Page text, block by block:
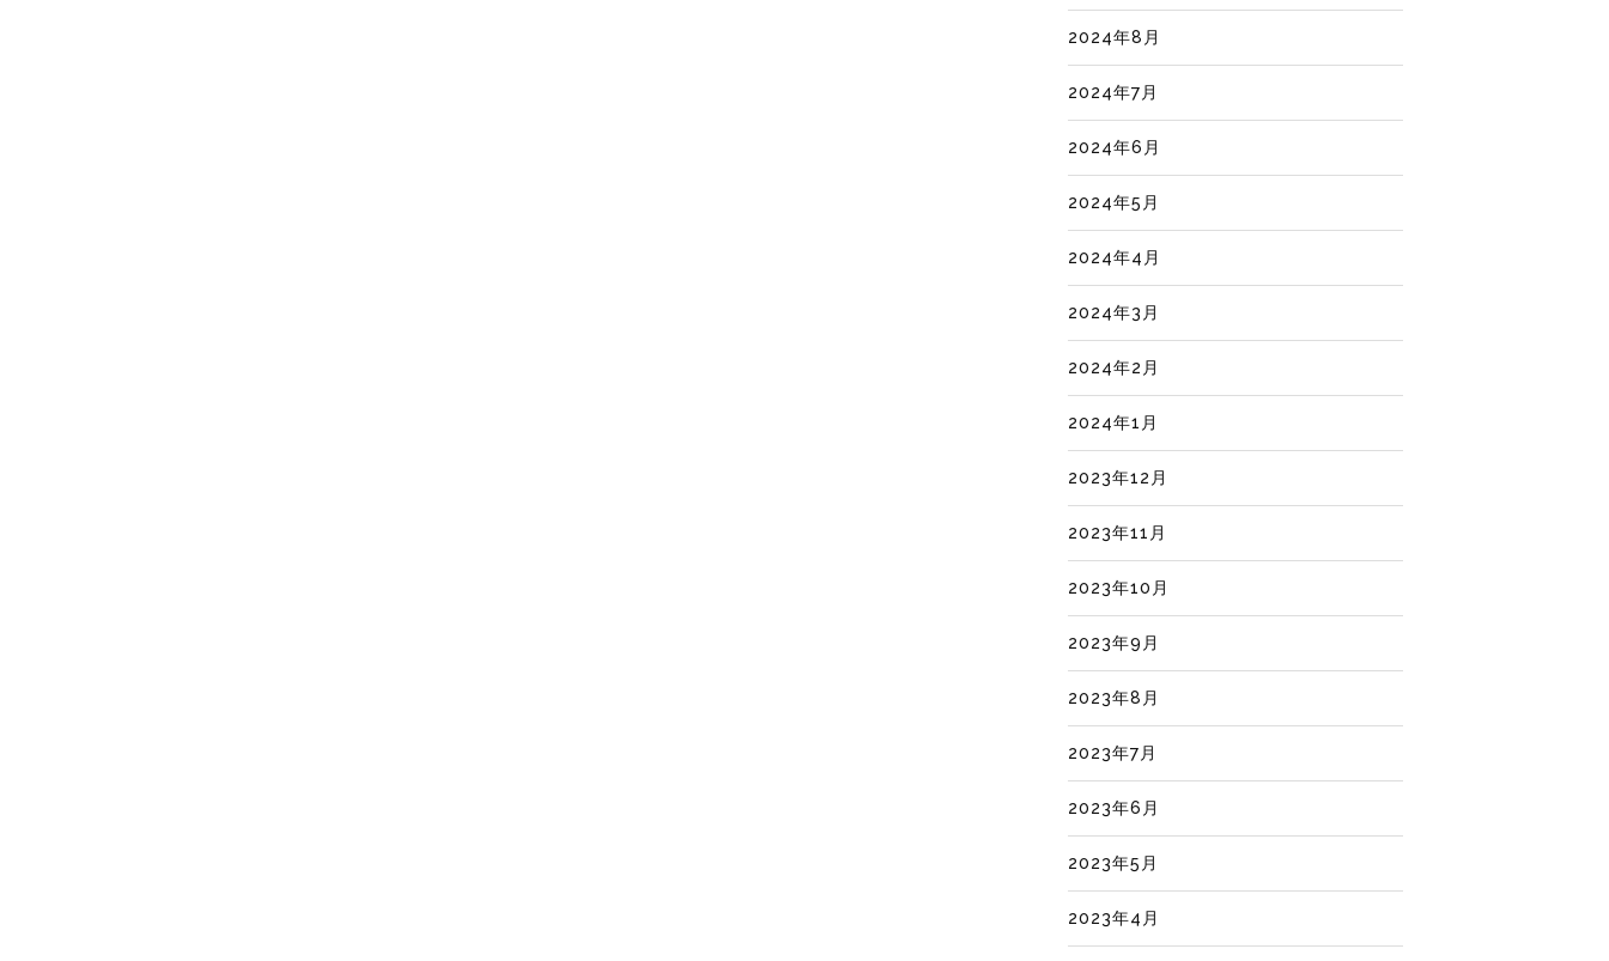
2024年8月
2024年7月
2024年6月
2024年5月
2024年4月
2024年3月
2024年2月
2024年1月
2023年12月
2023年11月
2023年10月
2023年9月
2023年8月
2023年7月
2023年6月
2023年5月
2023年4月